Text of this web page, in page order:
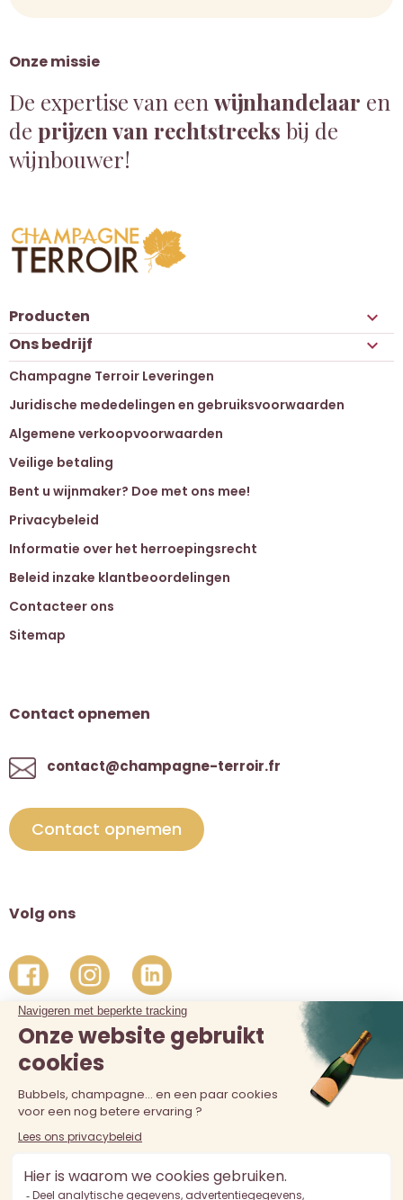
Onze missie
De expertise van een wijnhandelaar en
de prijzen van rechtstreeks bij de
wijnbouwer!
Producten 
Ons bedrijf 
Champagne Terroir Leveringen
Juridische mededelingen en gebruiksvoorwaarden
Algemene verkoopvoorwaarden
Veilige betaling
Bent u wijnmaker? Doe met ons mee!
Privacybeleid
Informatie over het herroepingsrecht
Beleid inzake klantbeoordelingen
Contacteer ons
Sitemap
Contact opnemen
contact@champagne-terroir.fr
Contact opnemen
Volg ons